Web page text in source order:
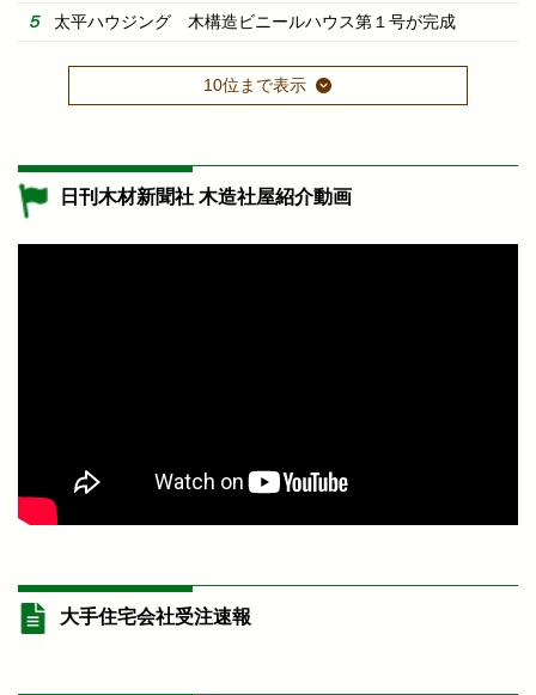
太平ハウジング 木構造ビニールハウス第１号が完成
10位まで表示
日刊木材新聞社 木造社屋紹介動画
大手住宅会社受注速報